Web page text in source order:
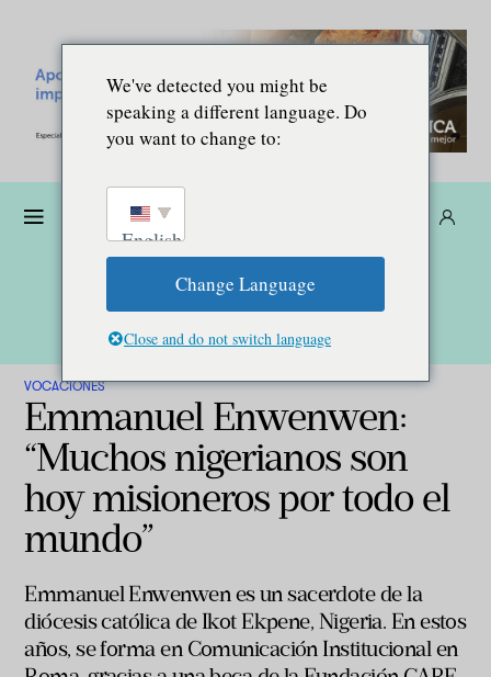
VOCACIONES
Emmanuel Enwenwen:
“Muchos nigerianos son
hoy misioneros por todo el
mundo”
Emmanuel Enwenwen es un sacerdote de la
diócesis católica de Ikot Ekpene, Nigeria. En estos
años, se forma en Comunicación Institucional en
We've detected you might be
speaking a different language. Do
you want to change to:
English
Change Language
Close and do not switch language